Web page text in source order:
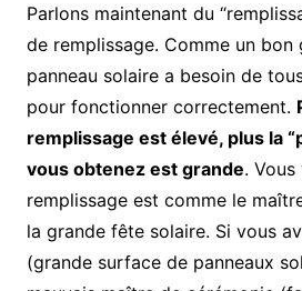
Parlons maintenant du
de remplissage. Comme un bon
panneau solaire a besoin de
pour fonctionner correctement.
remplissage est élevé, plus la
vous obtenez est grande.
remplissage est comme le
la grande fête solaire. Si vous
(grande surface de panneaux